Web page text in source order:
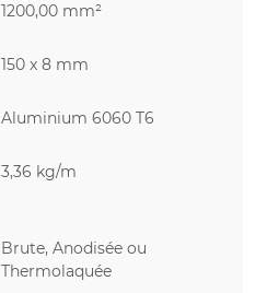
1200,00 mm²
150 x 8 mm
Aluminium 6060 T6
3,36 kg/m
Brute, Anodisée ou
Thermolaquée